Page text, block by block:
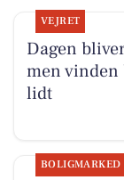
VEJRET
Dagen
men vinden
lidt
BOLIGMARKED